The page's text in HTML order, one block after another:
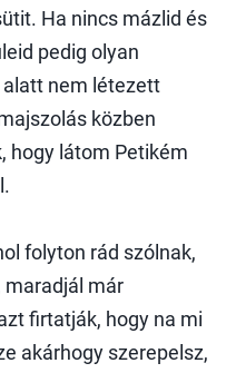
Ha nincs mázlid és
pedig olyan
alatt nem létezett
közben
hogy látom Petikém
folyton rád szólnak,
maradjál már
firtatják, hogy na mi
akárhogy szerepelsz,